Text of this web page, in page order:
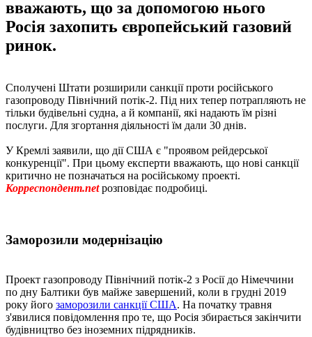
вважають, що за допомогою нього
Росія захопить європейський газовий
ринок.
Сполучені Штати розширили санкції проти російського
газопроводу Північний потік-2. Під них тепер потрапляють не
тільки будівельні судна, а й компанії, які надають їм різні
послуги. Для згортання діяльності їм дали 30 днів.
У Кремлі заявили, що дії США є "проявом рейдерської
конкуренції". При цьому експерти вважають, що нові санкції
критично не позначаться на російському проекті.
Корреспондент.netрозповідає подробиці.
Заморозили модернізацію
Проект газопроводу Північний потік-2 з Росії до Німеччини
по дну Балтики був майже завершений, коли в грудні 2019
року його заморозили санкції США. На початку травня
з'явилися повідомлення про те, що Росія збирається закінчити
будівництво без іноземних підрядників.